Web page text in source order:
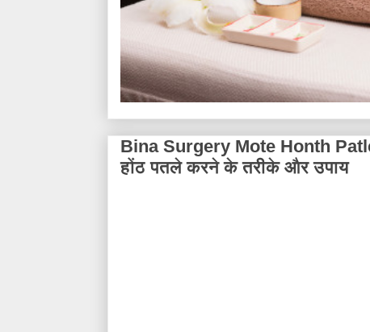
Bina Surgery Mote Honth
होंठ पतले करने के तरीके और उपाय